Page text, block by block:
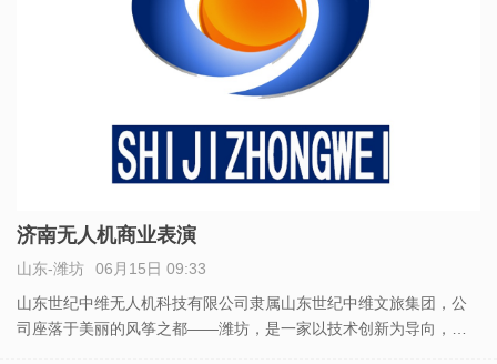
济南无人机商业表演
山东-潍坊
06月15日 09:33
山东世纪中维无人机科技有限公司隶属山东世纪中维文旅集团，公
司座落于美丽的风筝之都——潍坊，是一家以技术创新为导向，拥